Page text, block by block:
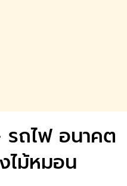
ถไฟ อนาคต
ไม้หมอน